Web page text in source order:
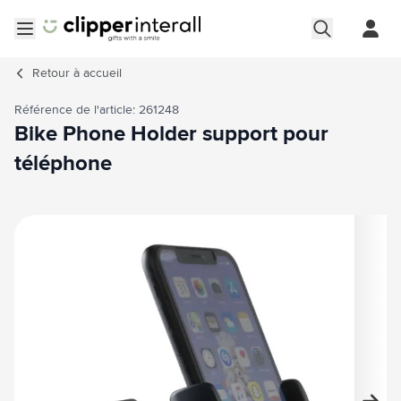
Retour à accueil
Référence de l'article: 261248
Bike Phone Holder support pour
téléphone